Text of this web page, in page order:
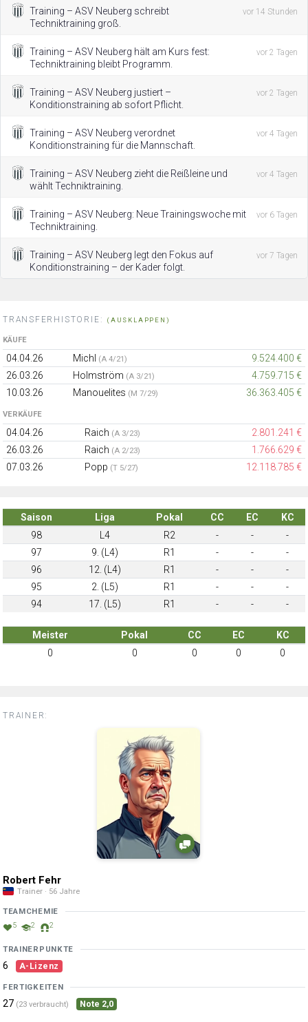
Training – ASV Neuberg schreibt
Techniktraining groß.
vor 14 Stunden
Training – ASV Neuberg hält am Kurs fest:
Techniktraining bleibt Programm.
vor 2 Tagen
Training – ASV Neuberg justiert –
Konditionstraining ab sofort Pflicht.
vor 2 Tagen
Training – ASV Neuberg verordnet
Konditionstraining für die Mannschaft.
vor 4 Tagen
Training – ASV Neuberg zieht die Reißleine und
wählt Techniktraining.
vor 4 Tagen
Training – ASV Neuberg: Neue Trainingswoche mit
Techniktraining.
vor 6 Tagen
Training – ASV Neuberg legt den Fokus auf
Konditionstraining – der Kader folgt.
vor 7 Tagen
TRANSFERHISTORIE: (AUSKLAPPEN)
KÄUFE
04.04.26 Michl (A 4/21)
9.524.400 €
26.03.26
Holmström (A 3/21)
4.759.715 €
10.03.26
Manouelites (M 7/29) 36.363.405 €
VERKÄUFE
04.04.26 Raich (A 3/23)
2.801.241 €
26.03.26
Raich (A 2/23)
1.766.629 €
07.03.26
Popp (T 5/27) 12.118.785 €
Saison Liga Pokal CC EC
KC
98
L4 R2 - -
-
97
9. (L4) R1 - -
-
96
12. (L4) R1 - -
-
95
2. (L5) R1 - -
-
94
17. (L5) R1 - - -
Meister Pokal CC EC
KC
0
0 0 0 0
TRAINER:
Robert Fehr
Trainer · 56 Jahre
TEAMCHEMIE
5 2 2
TRAINERPUNKTE
6 A-Lizenz
FERTIGKEITEN
27 (23 verbraucht) Note 2,0